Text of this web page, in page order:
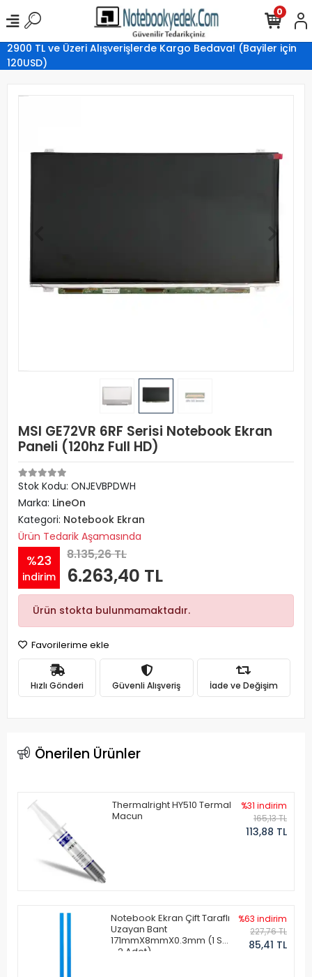
2900 TL ve Üzeri Alışverişlerde Kargo Bedava! (Bayiler için
120USD)
0
MSI GE72VR 6RF Serisi Notebook Ekran
Paneli (120hz Full HD)
Stok Kodu: ONJEVBPDWH
Marka: LineOn
Kategori: Notebook Ekran
Ürün Tedarik Aşamasında
%23
indirim
8.135,26 TL
6.263,40 TL
Ürün stokta bulunmamaktadır.
Favorilerime ekle
Hızlı Gönderi Güvenli Alışveriş İade ve Değişim
Önerilen Ürünler
Thermalright HY510 Termal
Macun
%31 indirim
165,13 TL
113,88 TL
Notebook Ekran Çift Taraflı
Uzayan Bant
171mmX8mmX0.3mm (1 Set
- 2 Adet)
%63 indirim
227,76 TL
85,41 TL